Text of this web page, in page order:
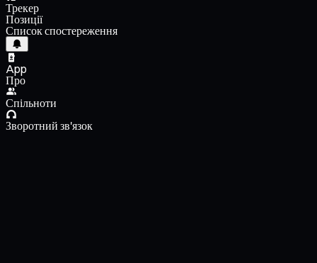
Трекер
Позиції
Список спостереження
App
Про
Спільноти
Зворотний зв'язок